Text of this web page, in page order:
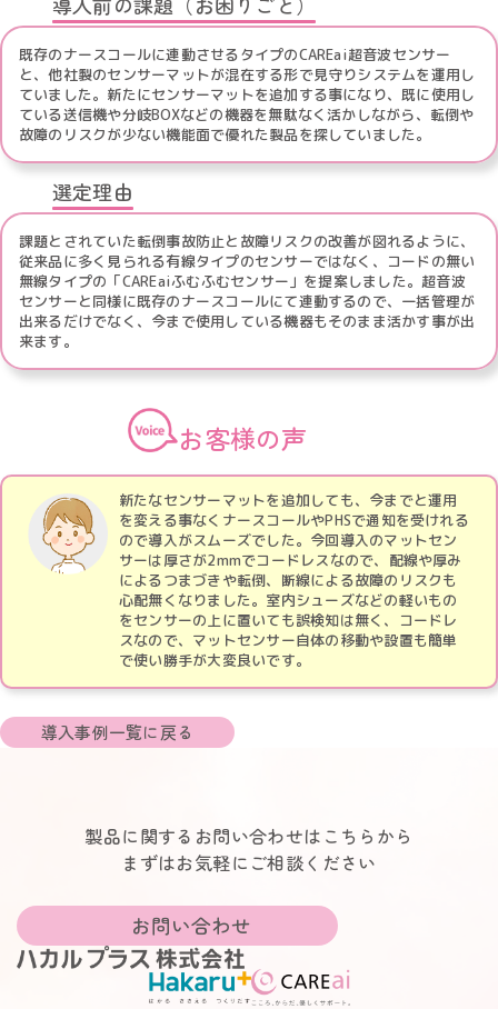
既存のナースコールに連動させるタイプのCAREai超音波センサー
と、他社製のセンサーマットが混在する形で見守りシステムを運用し
ていました。新たにセンサーマットを追加する事になり、既に使用し
ている送信機や分岐BOXなどの機器を無駄なく活かしながら、転倒や
故障のリスクが少ない機能面で優れた製品を探していました。
選定理由
課題とされていた転倒事故防止と故障リスクの改善が図れるように、
従来品に多く見られる有線タイプのセンサーではなく、コードの無い
無線タイプの「CAREaiふむふむセンサー」を提案しました。超音波
センサーと同様に既存のナースコールにて連動するので、一括管理が
出来るだけでなく、今まで使用している機器もそのまま活かす事が出
来ます。
お客様の声
新たなセンサーマットを追加しても、今までと運用
を変える事なくナースコールやPHSで通知を受けれる
ので導入がスムーズでした。今回導入のマットセン
サーは厚さが2mmでコードレスなので、配線や厚み
によるつまづきや転倒、断線による故障のリスクも
心配無くなりました。室内シューズなどの軽いもの
をセンサーの上に置いても誤検知は無く、コードレ
スなので、マットセンサー自体の移動や設置も簡単
で使い勝手が大変良いです。
導入事例一覧に戻る
製品に関するお問い合わせはこちらから
まずはお気軽にご相談ください
お問い合わせ